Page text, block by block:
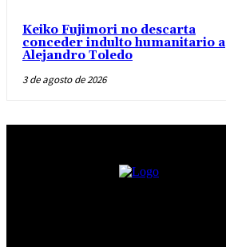
Keiko Fujimori no descarta
conceder indulto humanitario a
Alejandro Toledo
3 de agosto de 2026